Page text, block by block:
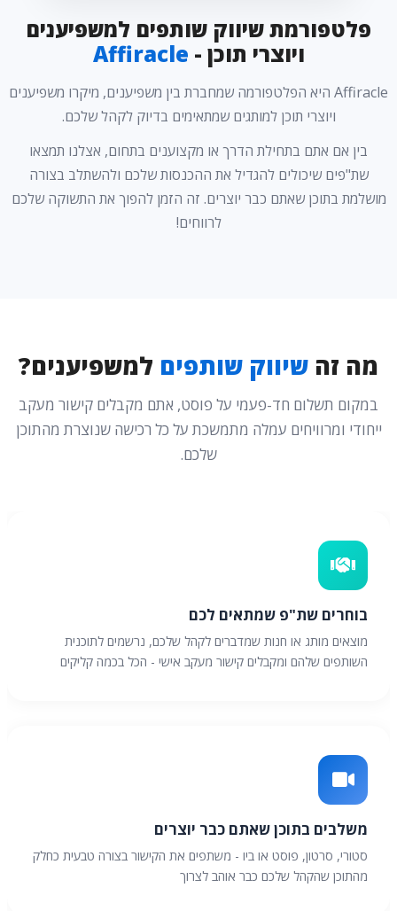
פלטפורמת שיווק שותפים למשפיענים
ויוצרי תוכן - Affiracle
Affiracle היא הפלטפורמה שמחברת בין משפיענים, מיקרו משפיענים
ויוצרי תוכן למותגים שמתאימים בדיוק לקהל שלכם.
בין אם אתם בתחילת הדרך או מקצוענים בתחום, אצלנו תמצאו
שת"פים שיכולים להגדיל את ההכנסות שלכם ולהשתלב בצורה
מושלמת בתוכן שאתם כבר יוצרים. זה הזמן להפוך את התשוקה שלכם
לרווחים!
מה זה שיווק שותפים למשפיענים?
במקום תשלום חד-פעמי על פוסט, אתם מקבלים קישור מעקב
ייחודי ומרוויחים עמלה מתמשכת על כל רכישה שנוצרת מהתוכן
שלכם.
בוחרים שת"פ שמתאים לכם
מוצאים מותג או חנות שמדברים לקהל שלכם, נרשמים לתוכנית
השותפים שלהם ומקבלים קישור מעקב אישי - הכל בכמה קליקים
משלבים בתוכן שאתם כבר יוצרים
סטורי, סרטון, פוסט או ביו - משתפים את הקישור בצורה טבעית כחלק
מהתוכן שהקהל שלכם כבר אוהב לצרוך